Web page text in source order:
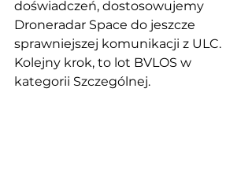
doświadczeń, dostosowujemy
Droneradar Space do jeszcze
sprawniejszej komunikacji z ULC.
Kolejny krok, to lot BVLOS w
kategorii Szczególnej.